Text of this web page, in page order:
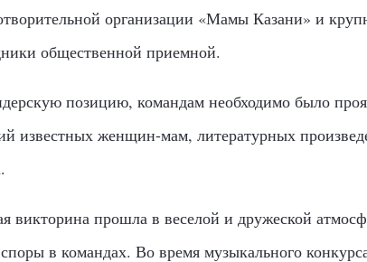
организации «Мамы Казани» и
общественной приемной.
позицию, командам необходимо было
известных женщин-мам, литературных
викторина прошла в веселой и дружеской
в командах. Во время музыкального